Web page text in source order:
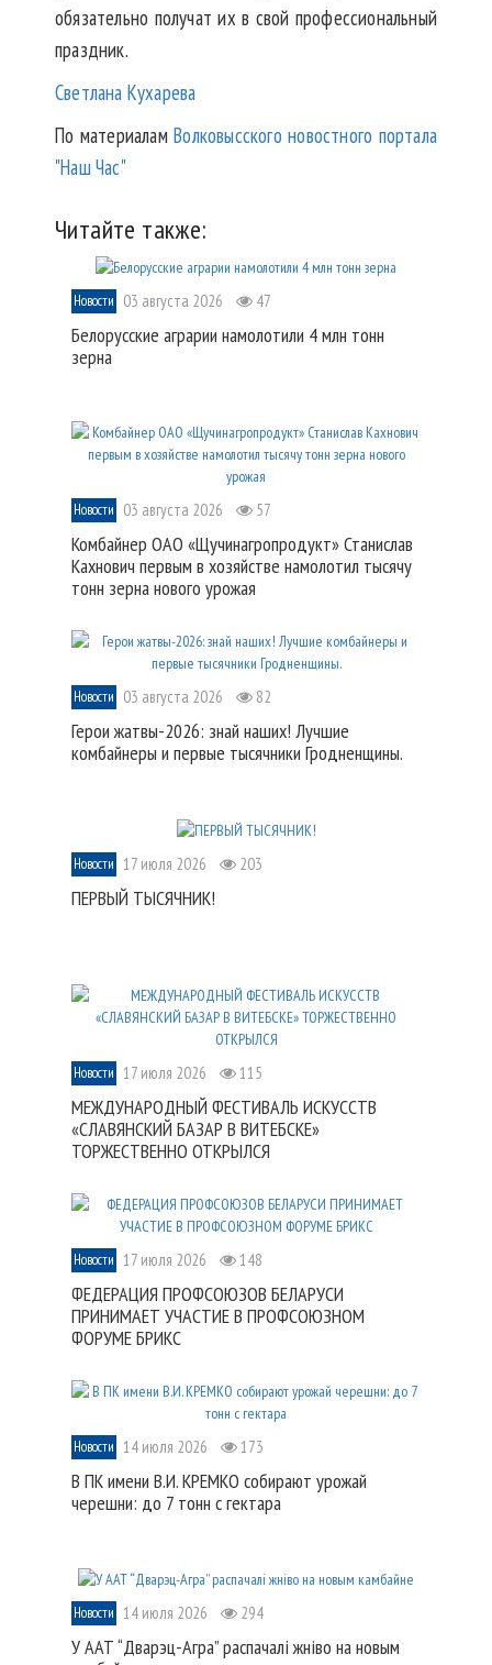
обязательно получат их в свой профессиональный
праздник.
Светлана Кухарева
По материаламВолковысского новостного портала
"Наш Час"
Читайте также:
Новости 03 августа 2026 47
Белорусские аграрии намолотили 4 млн тонн
зерна
Новости 03 августа 2026 57
Комбайнер ОАО «Щучинагропродукт» Станислав
Кахнович первым в хозяйстве намолотил тысячу
тонн зерна нового урожая
Новости 03 августа 2026 82
Герои жатвы-2026: знай наших! Лучшие
комбайнеры и первые тысячники Гродненщины.
Новости 17 июля 2026 203
ПЕРВЫЙ ТЫСЯЧНИК!
Новости 17 июля 2026 115
МЕЖДУНАРОДНЫЙ ФЕСТИВАЛЬ ИСКУССТВ
«СЛАВЯНСКИЙ БАЗАР В ВИТЕБСКЕ»
ТОРЖЕСТВЕННО ОТКРЫЛСЯ
Новости 17 июля 2026 148
ФЕДЕРАЦИЯ ПРОФСОЮЗОВ БЕЛАРУСИ
ПРИНИМАЕТ УЧАСТИЕ В ПРОФСОЮЗНОМ
ФОРУМЕ БРИКС
Новости 14 июля 2026 173
В ПК имени В.И. КРЕМКО собирают урожай
черешни: до 7 тонн с гектара
Новости 14 июля 2026 294
У ААТ “Дварэц-Агра” распачалі жніво на новым